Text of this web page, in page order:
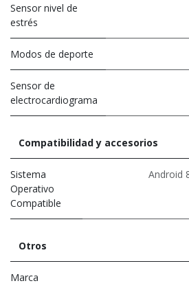
Sensor nivel de
estrés
Modos de deporte
Sensor de
electrocardiograma
Compatibilidad y accesorios
Sistema
Operativo
Compatible
Android
Otros
Marca